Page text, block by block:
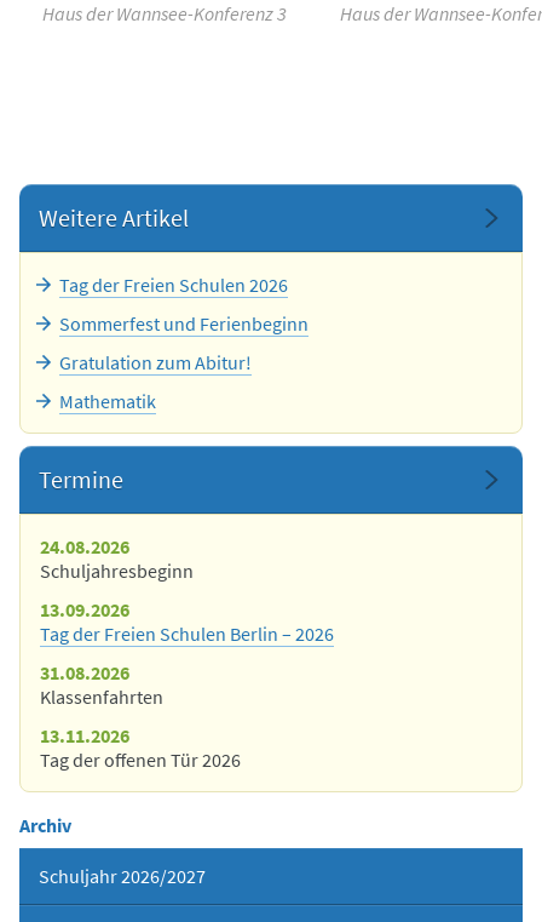
Haus der Wannsee-Konferenz 3 Haus der Wannsee-
Weitere Artikel
Tag der Freien Schulen 2026
Sommerfest und Ferienbeginn
Gratulation zum Abitur!
Mathematik
Termine
24.08.2026
Schuljahresbeginn
13.09.2026
Tag der Freien Schulen Berlin – 2026
31.08.2026
Klassenfahrten
13.11.2026
Tag der offenen Tür 2026
Archiv
Schuljahr 2026/2027